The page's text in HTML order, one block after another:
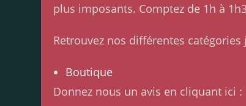
plus imposants. Comptez de 1h à
Retrouvez nos différentes catégories
Boutique
Donnez nous un avis en cliquant ici :